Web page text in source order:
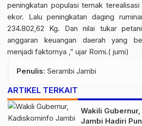
peningkatan populasi ternak terealisasi
ekor. Lalu peningkatan daging
234.802,62 Kg. Dan nilai tukar
anggaran keuangan daerah yang
menjadi faktornya ,” ujar Romi.( jumi)
Penulis: Serambi Jambi
ARTIKEL TERKAIT
Wakili
Jambi Hadiri